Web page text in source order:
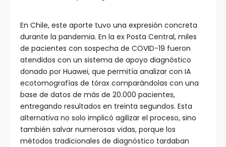
En Chile, este aporte tuvo una expresión concreta
durante la pandemia. En la ex Posta Central, miles
de pacientes con sospecha de COVID-19 fueron
atendidos con un sistema de apoyo diagnóstico
donado por Huawei, que permitía analizar con IA
ecotomografías de tórax comparándolas con una
base de datos de más de 20.000 pacientes,
entregando resultados en treinta segundos. Esta
alternativa no solo implicó agilizar el proceso, sino
también salvar numerosas vidas, porque los
métodos tradicionales de diagnóstico tardaban